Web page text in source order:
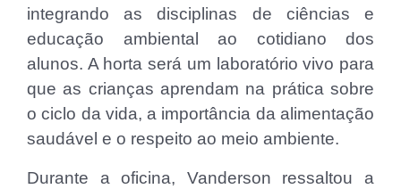
integrando as disciplinas de ciências e
educação ambiental ao cotidiano dos
alunos. A horta será um laboratório vivo para
que as crianças aprendam na prática sobre
o ciclo da vida, a importância da alimentação
saudável e o respeito ao meio ambiente.
Durante a oficina, Vanderson ressaltou a